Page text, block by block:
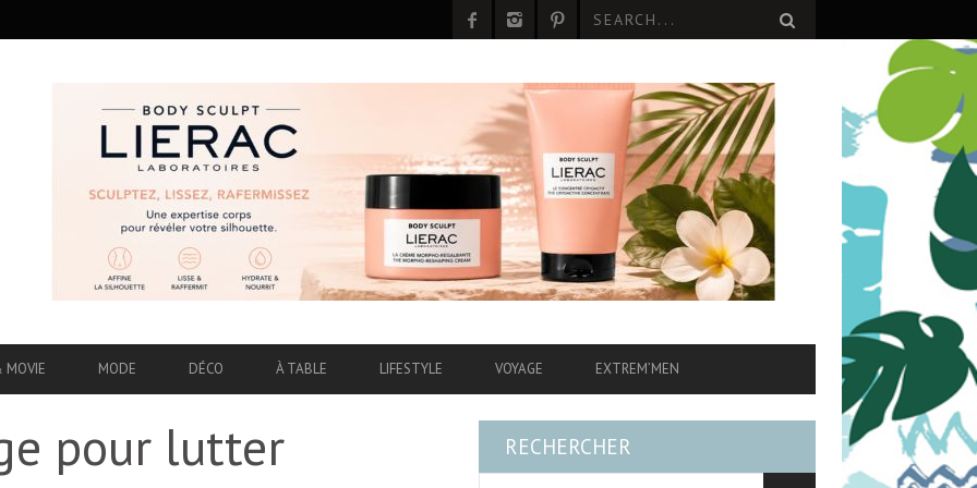
MOVIE MODE DÉCO À TABLE LIFESTYLE VOYAGE EXTREM’MEN
pour lutter
RECHERCHER